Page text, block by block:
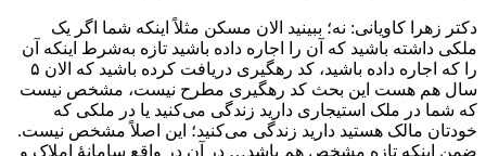
دکتر زهرا کاویانی: نه؛ ببینید الان مسکن مثلاً اینکه شما اگر یک
ملکی داشته باشید که آن را اجاره داده باشید تازه به‌شرط اینکه آن
را که اجاره داده باشید، کد رهگیری دریافت کرده باشید که الان ۵
سال هم هست این بحث کد رهگیری مطرح نیست، مشخص نیست
که شما در ملک استیجاری دارید زندگی می‌کنید یا در ملکی که
خودتان مالک هستید دارید زندگی می‌کنید؛ این اصلاً مشخص نیست.
ضمن اینکه تازه مشخص هم باشد… در آن در واقع سامانۀ املاک و